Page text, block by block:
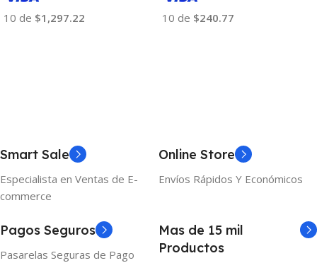
10 de $1,297.22 10 de $240.77
Smart Sale
Especialista en Ventas de E-
commerce
Online Store
Envíos Rápidos Y Económicos
Pagos Seguros
Pasarelas Seguras de Pago
Mas de 15 mil
Productos